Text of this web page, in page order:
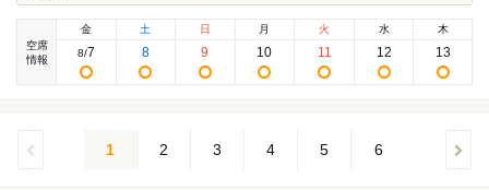
空席
情報
金
8/7
土
8
日
9
月
10
火
11
水
12
木
13
1 2 3 4 5 6